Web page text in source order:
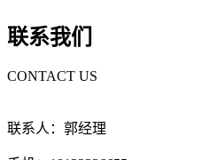
联系我们
CONTACT US
联系人：郭经理